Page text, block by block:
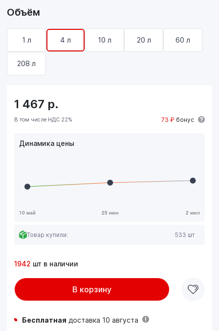
Объём
1 л 4 л 10 л 20 л 60 л
208 л
1 467 р.
В том числе НДС 22% 73 ₽ бонус
Динамика цены
Товар купили: 533 шт
1942 шт в наличии
В корзину
Бесплатная доставка 10 августа